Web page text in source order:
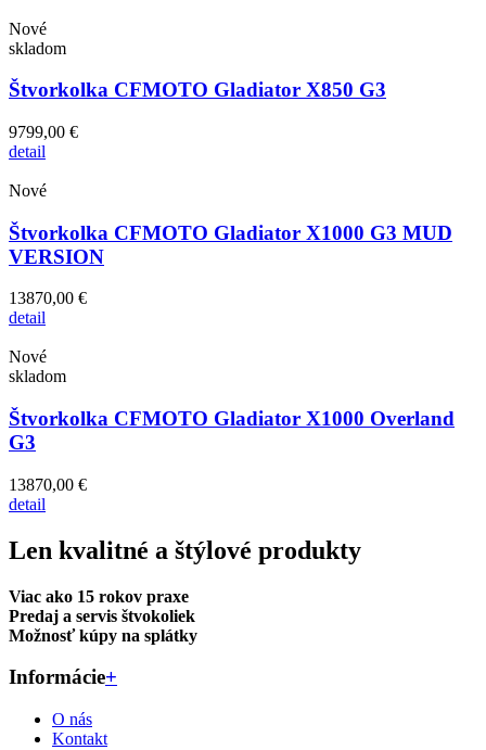
Nové
skladom
Štvorkolka CFMOTO Gladiator X850 G3
9799,00 €
detail
Nové
Štvorkolka CFMOTO Gladiator X1000 G3 MUD
VERSION
13870,00 €
detail
Nové
skladom
Štvorkolka CFMOTO Gladiator X1000 Overland
G3
13870,00 €
detail
Len kvalitné a štýlové produkty
Viac ako 15 rokov praxe
Predaj a servis štvokoliek
Možnosť kúpy na splátky
Informácie+
O nás
Kontakt